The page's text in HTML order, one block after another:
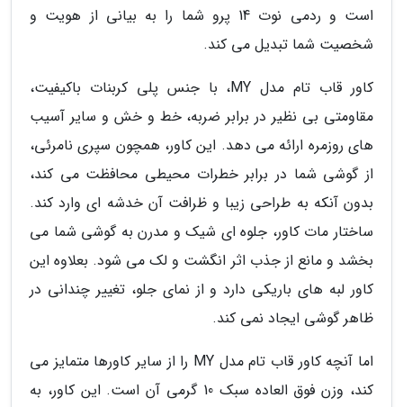
است و ردمی نوت 14 پرو شما را به بیانی از هویت و
شخصیت شما تبدیل می کند.
کاور قاب تام مدل MY، با جنس پلی کربنات باکیفیت،
مقاومتی بی نظیر در برابر ضربه، خط و خش و سایر آسیب
های روزمره ارائه می دهد. این کاور، همچون سپری نامرئی،
از گوشی شما در برابر خطرات محیطی محافظت می کند،
بدون آنکه به طراحی زیبا و ظرافت آن خدشه ای وارد کند.
ساختار مات کاور، جلوه ای شیک و مدرن به گوشی شما می
بخشد و مانع از جذب اثر انگشت و لک می شود. بعلاوه این
کاور لبه های باریکی دارد و از نمای جلو، تغییر چندانی در
ظاهر گوشی ایجاد نمی کند.
اما آنچه کاور قاب تام مدل MY را از سایر کاورها متمایز می
کند، وزن فوق العاده سبک 10 گرمی آن است. این کاور، به